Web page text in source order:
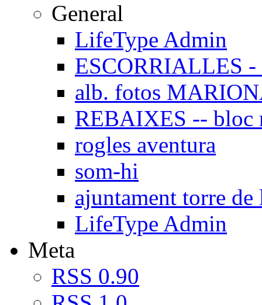
General
LifeType Admin
ESCORRIALLES -
alb. fotos
REBAIXES -- bloc
rogles aventura
som-hi
ajuntament torre de
LifeType Admin
Meta
RSS 0.90